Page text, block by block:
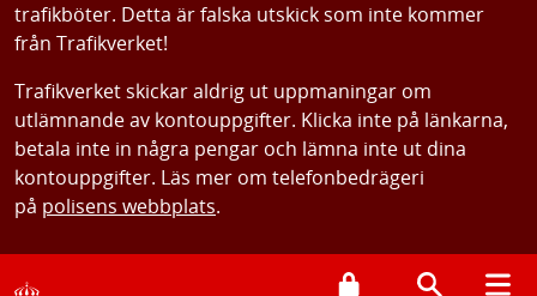
trafikböter. Detta är falska utskick som inte kommer
från Trafikverket!
Trafikverket skickar aldrig ut uppmaningar om
utlämnande av kontouppgifter. Klicka inte på länkarna,
betala inte in några pengar och lämna inte ut dina
kontouppgifter. Läs mer om telefonbedrägeri
på polisens webbplats.